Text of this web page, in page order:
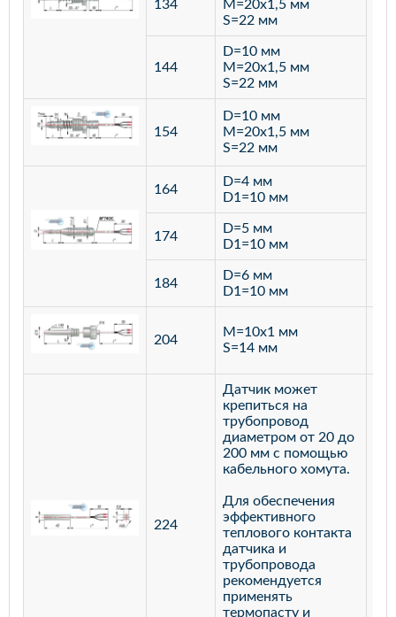
134
M=20х1,5 мм
S=22 мм
144
D=10 мм
M=20х1,5 мм
S=22 мм
154
D=10 мм
M=20х1,5 мм
S=22 мм
164
D=4 мм
D1=10 мм
174
D=5 мм
D1=10 мм
184
D=6 мм
D1=10 мм
204
M=10х1 мм
S=14 мм
224
Датчик может
крепиться на
трубопровод
диаметром от 20 до
200 мм с помощью
кабельного хомута.
Для обеспечения
эффективного
теплового контакта
датчика и
трубопровода
рекомендуется
применять
термопасту и